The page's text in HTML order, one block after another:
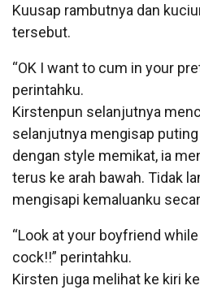
Kuusap rambutnya dan
tersebut.
“OK I want to cum in your
perintahku.
Kirstenpun selanjutnya
selanjutnya mengisap
dengan style memikat, ia
terus ke arah bawah. Tidak
mengisapi kemaluanku
“Look at your boyfriend
cock!!” perintahku.
Kirsten juga melihat ke kiri